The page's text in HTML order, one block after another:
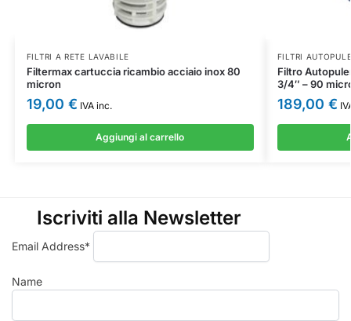
FILTRI A RETE LAVABILE
Filtermax cartuccia ricambio acciaio inox 80
micron
19,00 € IVA inc.
Aggiungi al carrello
FILTRI
Filtro
3/4″ – 90
189,00 €
Iscriviti alla Newsletter
Email Address*
Name